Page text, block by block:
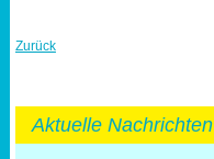
Zurück
Aktuelle Nachrichten